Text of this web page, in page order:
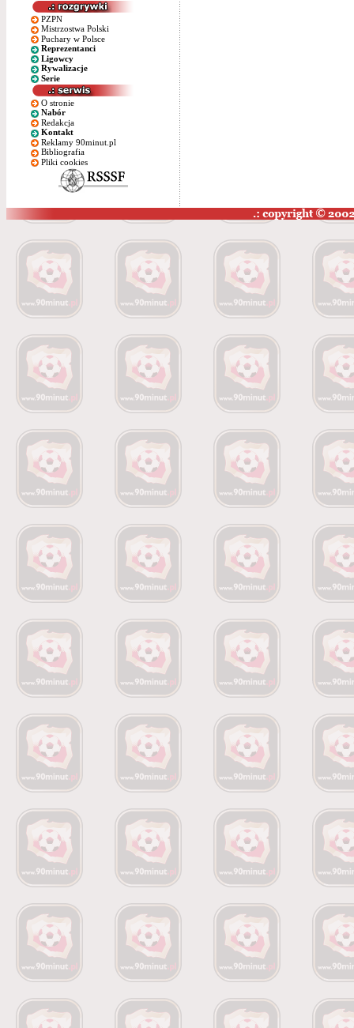
PZPN
Mistrzostwa Polski
Puchary w Polsce
Reprezentanci
Ligowcy
Rywalizacje
Serie
O stronie
Nabór
Redakcja
Kontakt
Reklamy 90minut.pl
Bibliografia
Pliki cookies